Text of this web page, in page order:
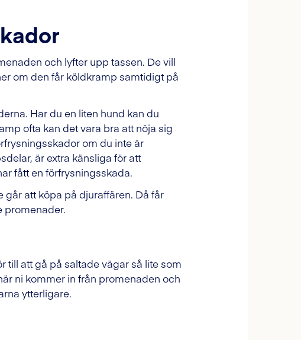
och lyfter upp tassen. De vill
om den får köldkramp samtidigt på
Har du en liten hund kan du
ofta kan det vara bra att nöja sig
om du inte är
är extra känsliga för att
fått en förfrysningsskada.
att köpa på djuraffären. Då får
promenader.
till att gå på saltade vägar så lite som
ni kommer in från promenaden och
ytterligare.